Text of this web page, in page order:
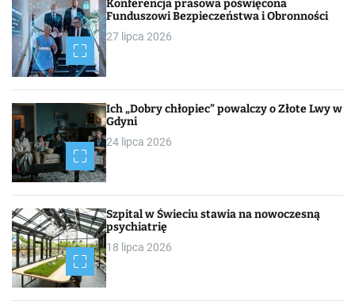
Konferencja prasowa poświęcona
Funduszowi Bezpieczeństwa i Obronności
27 lipca 2026
Ich „Dobry chłopiec” powalczy o Złote Lwy w
Gdyni
24 lipca 2026
Szpital w Świeciu stawia na nowoczesną
psychiatrię
18 lipca 2026